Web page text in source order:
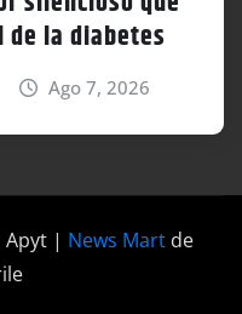
la diabetes
Ago 7, 2026
Apyt | News Mart de